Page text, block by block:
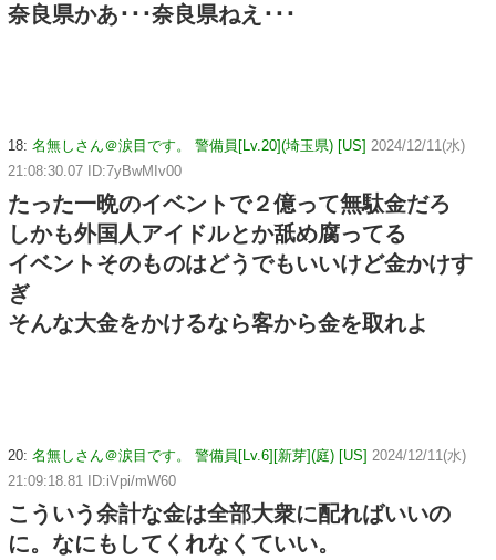
奈良県かあ･･･奈良県ねえ･･･
18: 名無しさん＠涙目です。 警備員[Lv.20](埼玉県) [US] 2024/12/11(水)
21:08:30.07 ID:7yBwMIv00
たった一晩のイベントで２億って無駄金だろ
しかも外国人アイドルとか舐め腐ってる
イベントそのものはどうでもいいけど金かけす
ぎ
そんな大金をかけるなら客から金を取れよ
20: 名無しさん＠涙目です。 警備員[Lv.6][新芽](庭) [US] 2024/12/11(水)
21:09:18.81 ID:iVpi/mW60
こういう余計な金は全部大衆に配ればいいの
に。なにもしてくれなくていい。